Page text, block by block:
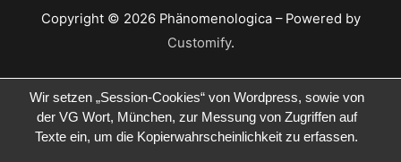
Copyright © 2026 Phänomenologica – Powered by
Customify.
Wir setzen „Session-Cookies“ von Wordpress, sowie von
der VG Wort, München, zur Messung von Zugriffen auf
Texte ein, um die Kopierwahrscheinlichkeit zu erfassen.